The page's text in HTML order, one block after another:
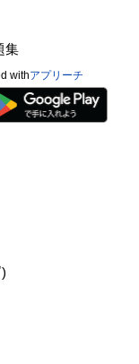
集
withアプリーチ